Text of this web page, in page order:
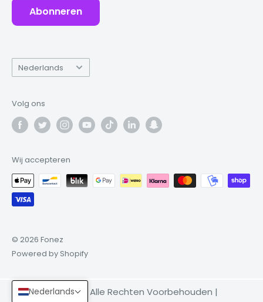
Abonneren
Taal
Nederlands
Volg ons
Wij accepteren
© 2026 Fonez
Powered by Shopify
© 2025 Fonez Ltd, Alle Rechten Voorbehouden |
Nederlands